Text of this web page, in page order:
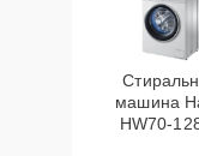
машина
HW70-